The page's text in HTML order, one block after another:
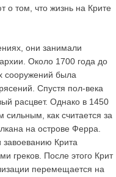
о том, что жизнь на Крите
они занимали
Около 1700 года до
сооружений была
Спустя пол-века
расцвет. Однако в 1450
сильным, как считается за
на острове Ферра.
завоеванию Крита
греков. После этого Крит
перемещается на